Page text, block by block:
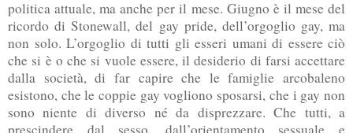
politica attuale, ma anche per il mese. Giugno è il mese del
ricordo di Stonewall, del gay pride, dell’orgoglio gay, ma
non solo. L’orgoglio di tutti gli esseri umani di essere ciò
che si è o che si vuole essere, il desiderio di farsi accettare
dalla società, di far capire che le famiglie arcobaleno
esistono, che le coppie gay vogliono sposarsi, che i gay non
sono niente di diverso né da disprezzare. Che tutti, a